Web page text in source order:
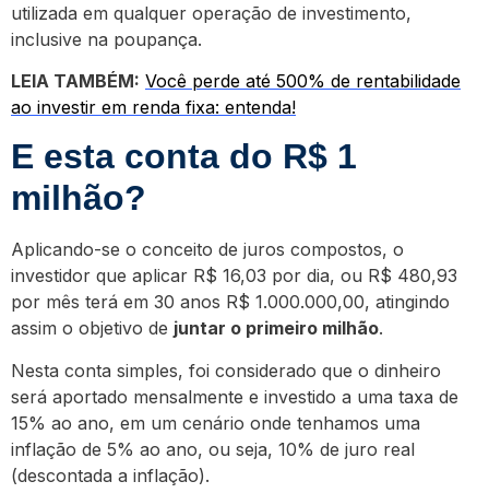
utilizada em qualquer operação de investimento,
inclusive na poupança.
LEIA TAMBÉM: Você perde até 500% de rentabilidade
ao investir em renda fixa: entenda!
E esta conta do R$ 1
milhão?
Aplicando-se o conceito de juros compostos, o
investidor que aplicar R$ 16,03 por dia, ou R$ 480,93
por mês terá em 30 anos R$ 1.000.000,00, atingindo
assim o objetivo de juntar o primeiro milhão.
Nesta conta simples, foi considerado que o dinheiro
será aportado mensalmente e investido a uma taxa de
15% ao ano, em um cenário onde tenhamos uma
inflação de 5% ao ano, ou seja, 10% de juro real
(descontada a inflação).